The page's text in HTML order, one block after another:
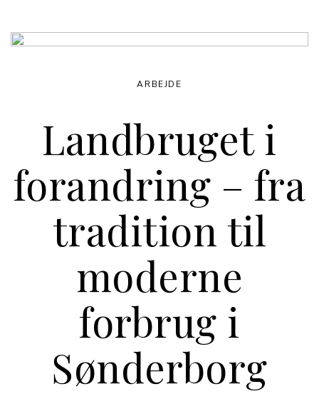
Landbruget i
forandring – fra
tradition til
moderne
forbrug i
Sønderborg
ARBEJDE